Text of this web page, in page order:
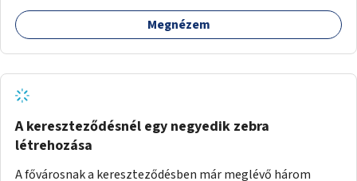
hagyományos cigányzene mellett, koncertek, gitárestek,
jazz művészek, roma diákok fellépései színesítenék a
a FreeSZFE hallgatóit, tanárait, teret adva az ő
kibontakozásuknak is. Színes, változatos műsor mellett
baráti körök alakulhatnak, hiszen a kultúra óriási kovász. A
falakat nagy cigány festők, Péli Tamás, Szentandrássy
Megnézem
A kereszteződésnél egy negyedik zebra
létrehozása
A fővárosnak a kereszteződésben már meglévő három